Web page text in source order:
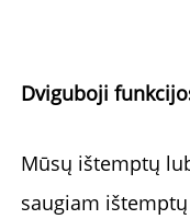
Dviguboji
Mūsų ištemptų
saugiam